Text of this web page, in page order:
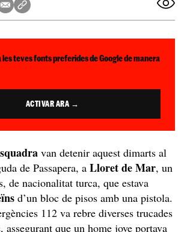
les teves fonts preferides de Google de manera
ACTIVAR ARA →
van detenir aquest dimarts al
de Passapera, a Lloret de Mar, un
de nacionalitat turca, que estava
d’un bloc de pisos amb una pistola.
112 va rebre diverses trucades
assegurant que un home jove portava